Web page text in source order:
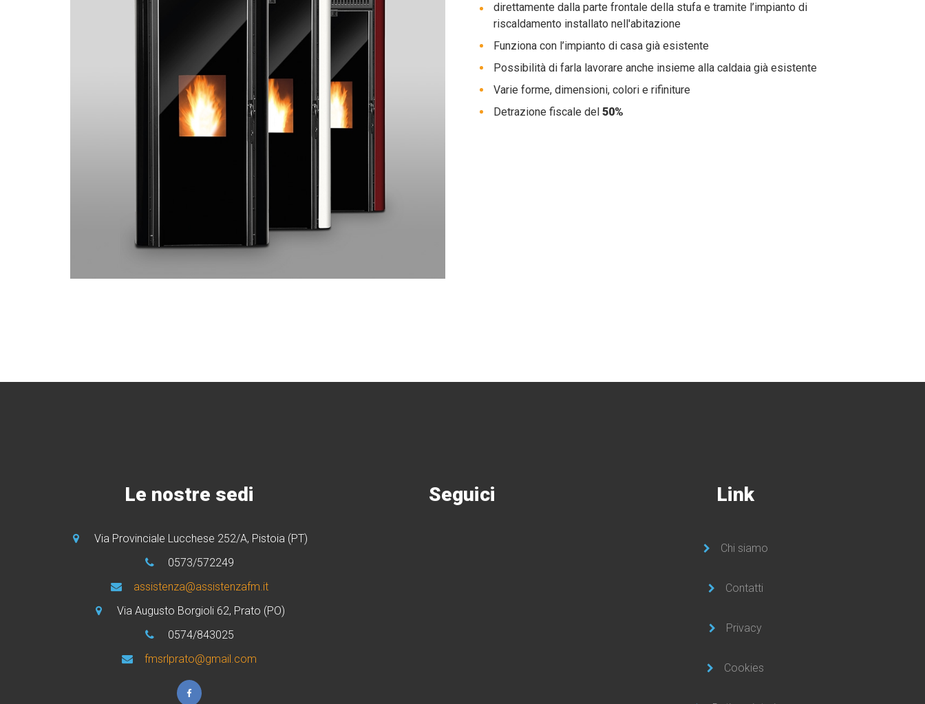
direttamente dalla parte frontale della stufa e tramite l’impianto di
riscaldamento installato nell'abitazione
Funziona con l’impianto di casa già esistente
Possibilità di farla lavorare anche insieme alla caldaia già esistente
Varie forme, dimensioni, colori e rifiniture
Detrazione fiscale del 50%
Le nostre sedi
Via Provinciale Lucchese 252/A, Pistoia (PT)
0573/572249
assistenza@assistenzafm.it
Via Augusto Borgioli 62, Prato (PO)
0574/843025
fmsrlprato@gmail.com
Seguici Link
Chi siamo
Contatti
Privacy
Cookies